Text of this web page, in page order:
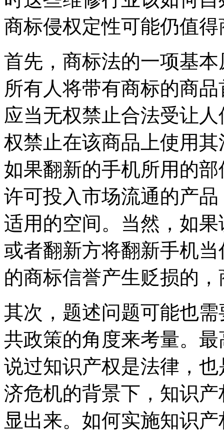
商标侵权定性可能仍值得
首先，商标法的一项基
所有人将带有商标的商
应当无权禁止合法受让
权禁止在该商品上使用
如果翻新的手机所用的
许可投入市场流通的产
适用的空间。当然，如
或者翻新方将翻新手机
的商标信誉产生贬损的
其次，题述问题可能也
共政策的角度来考量。
说过知识产权是法律，
济危机的背景下，知识
显出来。如何实施知识